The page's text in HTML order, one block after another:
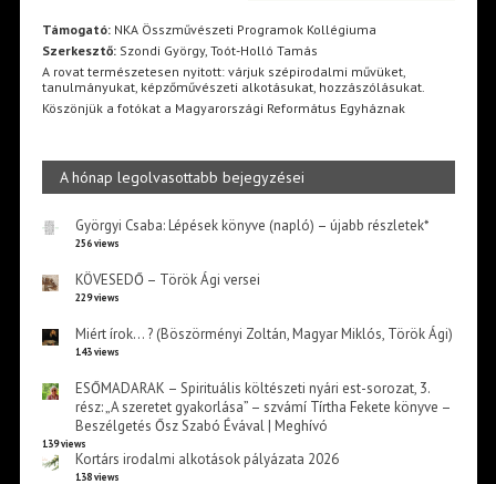
Támogató:NKA Összművészeti Programok Kollégiuma
Szerkesztő:Szondi György, Toót-Holló Tamás
A rovat természetesen nyitott: várjuk szépirodalmi művüket,
tanulmányukat, képzőművészeti alkotásukat, hozzászólásukat.
Köszönjük a fotókat a Magyarországi Református Egyháznak
A hónap legolvasottabb bejegyzései
Györgyi Csaba: Lépések könyve (napló) – újabb részletek*
256 views
KÖVESEDŐ – Török Ági versei
229 views
Miért írok… ? (Böszörményi Zoltán, Magyar Miklós, Török Ági)
143 views
ESŐMADARAK – Spirituális költészeti nyári est-sorozat, 3.
rész: „A szeretet gyakorlása” – szvámí Tírtha Fekete könyve –
Beszélgetés Ősz Szabó Évával | Meghívó
139 views
Kortárs irodalmi alkotások pályázata 2026
138 views